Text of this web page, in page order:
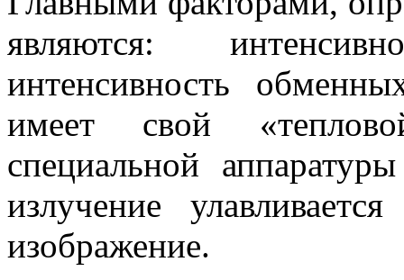
являются:
интенсивность
имеет свой
специальной
излучение
изображение.